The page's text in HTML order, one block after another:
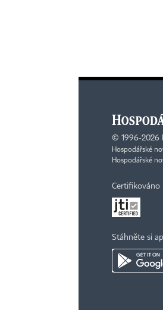
© 1996-2026
Hospodářské
Hospodářské
Certifikováno
Stáhněte si